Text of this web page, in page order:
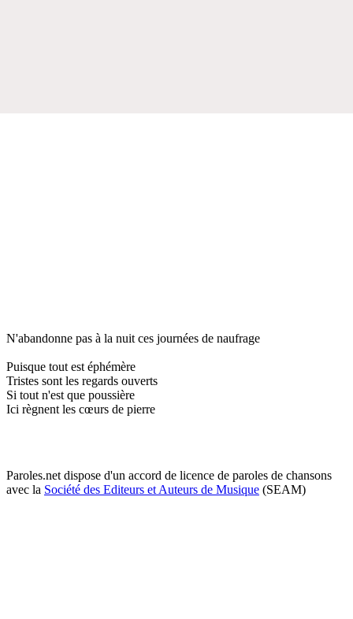
N'abandonne pas à la nuit ces journées de naufrage
Puisque tout est éphémère
Tristes sont les regards ouverts
Si tout n'est que poussière
Ici règnent les cœurs de pierre
Paroles.net dispose d'un accord de licence de paroles de chansons
avec la Société des Editeurs et Auteurs de Musique (SEAM)